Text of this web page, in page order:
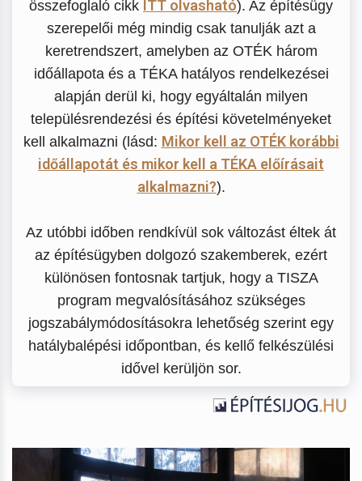
összefoglaló cikk ITT olvasható). Az építésügy
szerepelői még mindig csak tanulják azt a
keretrendszert, amelyben az OTÉK három
időállapota és a TÉKA hatályos rendelkezései
alapján derül ki, hogy egyáltalán milyen
településrendezési és építési követelményeket
kell alkalmazni (lásd: Mikor kell az OTÉK korábbi
időállapotát és mikor kell a TÉKA előírásait
alkalmazni?).
Az utóbbi időben rendkívül sok változást éltek át
az építésügyben dolgozó szakemberek, ezért
különösen fontosnak tartjuk, hogy a TISZA
program megvalósításához szükséges
jogszabálymódosításokra lehetőség szerint egy
hatálybalépési időpontban, és kellő felkészülési
idővel kerüljön sor.